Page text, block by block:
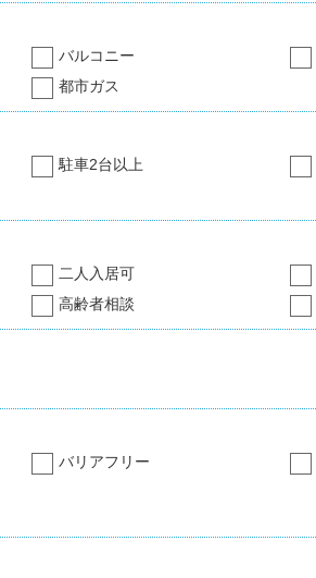
バルコニー
都市ガス
駐車2台以上
二人入居可
高齢者相談
バリアフリー